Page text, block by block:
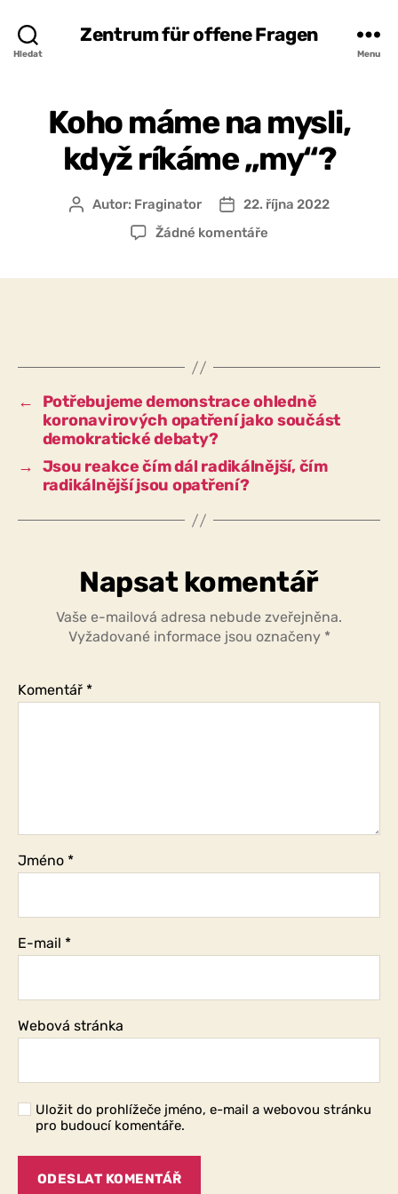
Hledat
Zentrum für offene Fragen
Menu
Koho máme na mysli,
když ríkáme „my“?
Autor
příspěvku
Autor: Fraginator
Datum
příspěvku
22. října 2022
Žádné komentářeu
mysli,
ríkáme
„my“?
←
Potřebujeme demonstrace ohledně
koronavirových opatření jako součást
demokratické debaty?
→ Jsou reakce čím dál radikálnější, čím
radikálnější jsou opatření?
Napsat komentář
Vaše e-mailová adresa nebude zveřejněna.
Vyžadované informace jsou označeny *
Komentář *
Jméno *
E-mail *
Webová stránka
Uložit do prohlížeče jméno, e-mail a webovou stránku
pro budoucí komentáře.